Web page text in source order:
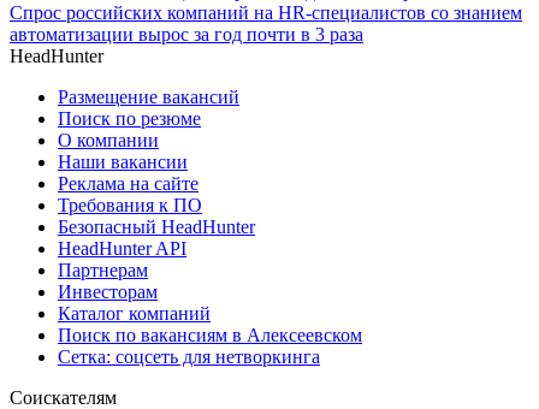
Спрос российских компаний на HR-специалистов со знанием
автоматизации вырос за год почти в 3 раза
HeadHunter
Размещение вакансий
Поиск по резюме
О компании
Наши вакансии
Реклама на сайте
Требования к ПО
Безопасный HeadHunter
HeadHunter API
Партнерам
Инвесторам
Каталог компаний
Поиск по вакансиям в Алексеевском
Сетка: соцсеть для нетворкинга
Соискателям